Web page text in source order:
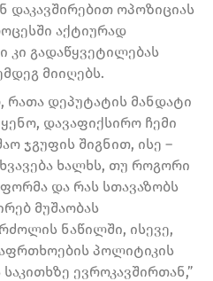
დაკავშირებით ოპოზიციას
აქტიურად
კი გადაწყვეტილებას
მიიღებს.
რათა დეპუტატის მანდატი
დავაფიქსირო ჩემი
ჯგუფის შიგნით, ისე –
ხალხს, თუ როგორი
და რას სთავაზობს
მუშაობას
ნაწილში, ისევე,
პოლიტიკის
ევროკავშირთან,”